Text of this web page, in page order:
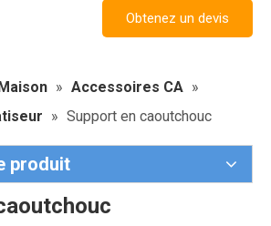
Obtenez un devis
» Accessoires CA »
» Support en caoutchouc
produit